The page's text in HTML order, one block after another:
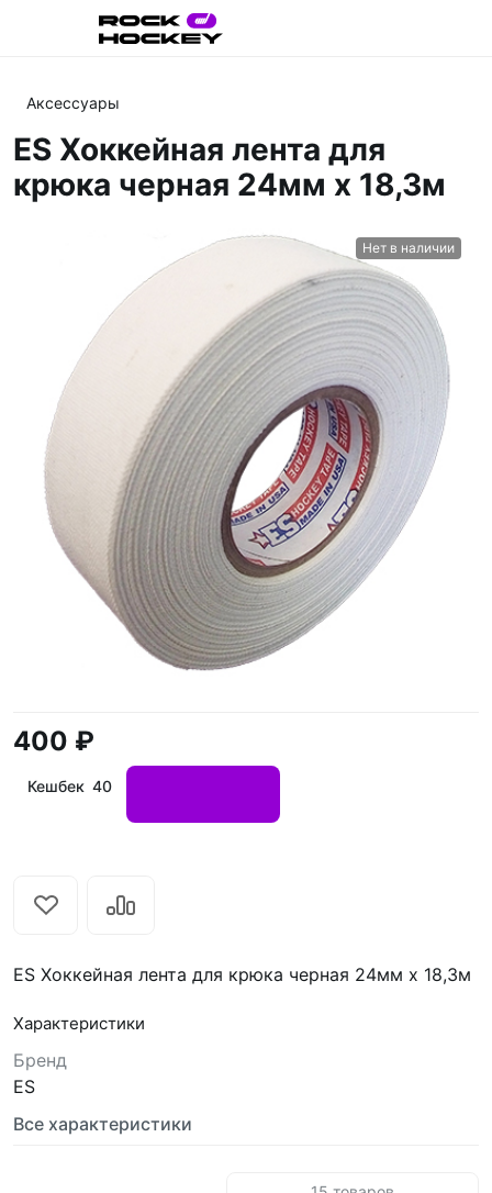
Аксессуары
ES Хоккейная лента для
крюка черная 24мм х 18,3м
Нет в наличии
400 ₽
Кешбек 40
ES Хоккейная лента для крюка черная 24мм х 18,3м
Характеристики
Бренд
ES
Все характеристики